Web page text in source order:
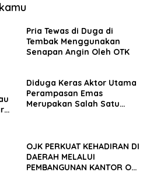
Pria Tewas di Duga di
Tembak Menggunakan
Senapan Angin Oleh OTK
Diduga Keras Aktor Utama
Perampasan Emas
Merupakan Salah Satu
OJK PERKUAT KEHADIRAN DI
DAERAH MELALUI
PEMBANGUNAN KANTOR OJK